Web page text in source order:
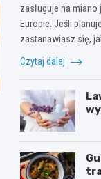
zasługuje na
Europie. Jeśli
zastanawiasz się,
Czytaj dalej